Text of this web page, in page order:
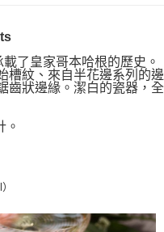
了皇家哥本哈根的歷史。
槽紋、來自半花邊系列的邊
齒狀邊緣。潔白的瓷器，全
。